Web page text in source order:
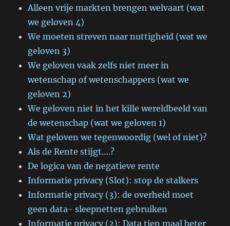
Alleen vrije markten brengen welvaart (wat
we geloven 4)
We moeten streven naar nuttigheid (wat we
geloven 3)
We geloven vaak zelfs niet meer in
wetenschap of wetenschappers (wat we
geloven 2)
We geloven niet in het kille wereldbeeld van
de wetenschap (wat we geloven 1)
Wat geloven we tegenwoordig (wel of niet)?
Als de Rente stijgt….?
De logica van de negatieve rente
Informatie privacy (Slot): stop de stalkers
Informatie privacy (3): de overheid moet
geen data- sleepnetten gebruiken
Informatie privacy (2): Data tien maal beter